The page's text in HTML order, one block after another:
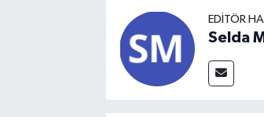
EDITÖR
Selda